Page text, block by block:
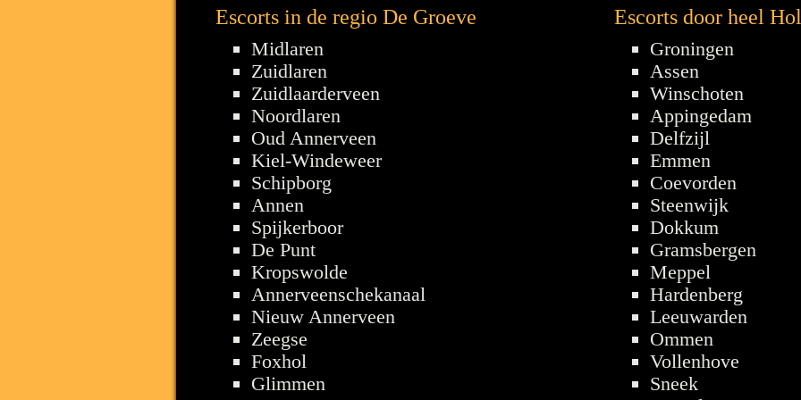
Escorts in de regio De Groeve
Midlaren
Zuidlaren
Zuidlaarderveen
Noordlaren
Oud Annerveen
Kiel-Windeweer
Schipborg
Annen
Spijkerboor
De Punt
Kropswolde
Annerveenschekanaal
Nieuw Annerveen
Zeegse
Foxhol
Glimmen
Escorts door heel
Groningen
Assen
Winschoten
Appingedam
Delfzijl
Emmen
Coevorden
Steenwijk
Dokkum
Gramsbergen
Meppel
Hardenberg
Leeuwarden
Ommen
Vollenhove
Sneek